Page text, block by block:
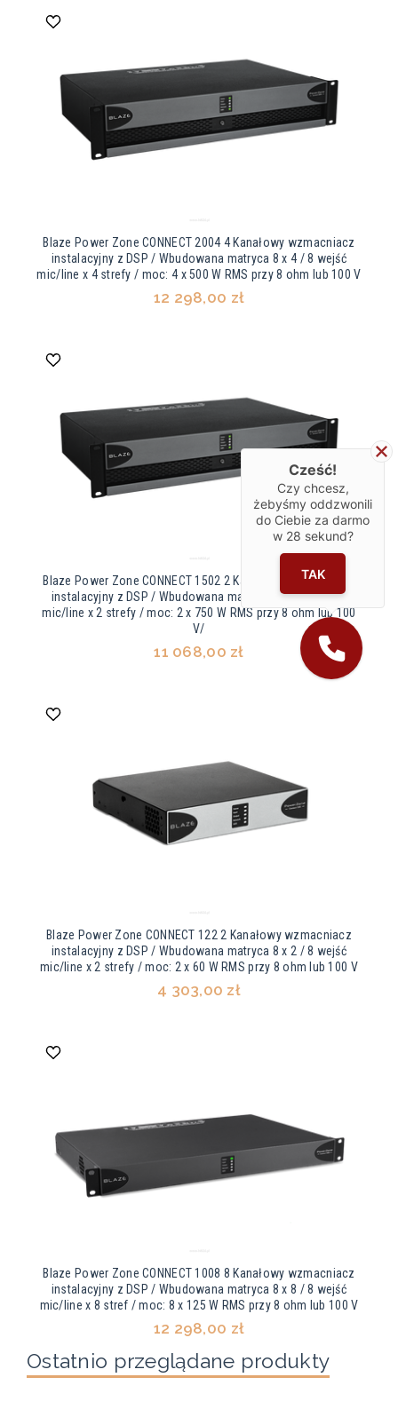
Blaze Power Zone CONNECT 2004 4 Kanałowy wzmacniacz
instalacyjny z DSP / Wbudowana matryca 8 x 4 / 8 wejść
mic/line x 4 strefy / moc: 4 x 500 W RMS przy 8 ohm lub 100 V
12 298,00 zł
Blaze Power Zone CONNECT 1502 2 Kanałowy wzmacniacz
instalacyjny z DSP / Wbudowana matryca 8 x 2 / 8 wejść
mic/line x 2 strefy / moc: 2 x 750 W RMS przy 8 ohm lub 100
V/
11 068,00 zł
Blaze Power Zone CONNECT 122 2 Kanałowy wzmacniacz
instalacyjny z DSP / Wbudowana matryca 8 x 2 / 8 wejść
mic/line x 2 strefy / moc: 2 x 60 W RMS przy 8 ohm lub 100 V
4 303,00 zł
Blaze Power Zone CONNECT 1008 8 Kanałowy wzmacniacz
instalacyjny z DSP / Wbudowana matryca 8 x 8 / 8 wejść
mic/line x 8 stref / moc: 8 x 125 W RMS przy 8 ohm lub 100 V
12 298,00 zł
Ostatnio przeglądane produkty
Cześć!
Czy chcesz,
żebyśmy oddzwonili
do Ciebie za darmo
w 28 sekund?
TAK